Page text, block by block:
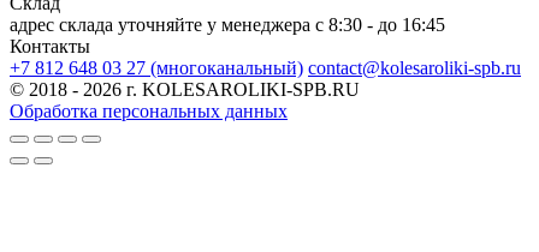
адрес склада уточняйте у менеджера c 8:30 - до 16:45
Контакты
+7 812 648 03 27 (многоканальный) contact@kolesaroliki-spb.ru
© 2018 - 2026 г. KOLESAROLIKI-SPB.RU
Обработка персональных данных